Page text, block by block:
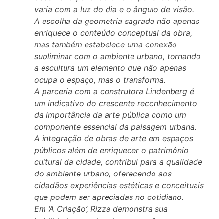
varia com a luz do dia e o ângulo de visão.
A escolha da geometria sagrada não apenas
enriquece o conteúdo conceptual da obra,
mas também estabelece uma conexão
subliminar com o ambiente urbano, tornando
a escultura um elemento que não apenas
ocupa o espaço, mas o transforma.
A parceria com a construtora Lindenberg é
um indicativo do crescente reconhecimento
da importância da arte pública como um
componente essencial da paisagem urbana.
A integração de obras de arte em espaços
públicos além de enriquecer o patrimônio
cultural da cidade, contribui para a qualidade
do ambiente urbano, oferecendo aos
cidadãos experiências estéticas e conceituais
que podem ser apreciadas no cotidiano.
Em ‘A Criação’, Rizza demonstra sua